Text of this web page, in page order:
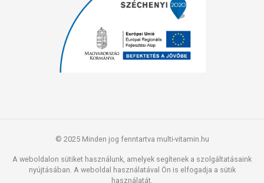
© 2025 Minden jog fenntartva multi-vitamin.hu
A weboldalon sütiket használunk, amelyek segítenek a szolgáltatásaink
nyújtásában. A weboldal használatával Ön is elfogadja a sütik
használatát.